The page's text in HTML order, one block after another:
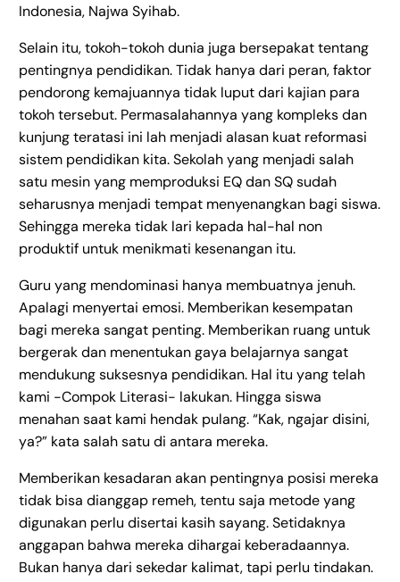
Indonesia, Najwa Syihab.
Selain itu, tokoh-tokoh dunia juga bersepakat tentang
pentingnya pendidikan. Tidak hanya dari peran, faktor
pendorong kemajuannya tidak luput dari kajian para
tokoh tersebut. Permasalahannya yang kompleks dan
kunjung teratasi ini lah menjadi alasan kuat reformasi
sistem pendidikan kita. Sekolah yang menjadi salah
satu mesin yang memproduksi EQ dan SQ sudah
seharusnya menjadi tempat menyenangkan bagi siswa.
Sehingga mereka tidak lari kepada hal-hal non
produktif untuk menikmati kesenangan itu.
Guru yang mendominasi hanya membuatnya jenuh.
Apalagi menyertai emosi. Memberikan kesempatan
bagi mereka sangat penting. Memberikan ruang untuk
bergerak dan menentukan gaya belajarnya sangat
mendukung suksesnya pendidikan. Hal itu yang telah
kami -Compok Literasi- lakukan. Hingga siswa
menahan saat kami hendak pulang. “Kak, ngajar disini,
ya?” kata salah satu di antara mereka.
Memberikan kesadaran akan pentingnya posisi mereka
tidak bisa dianggap remeh, tentu saja metode yang
digunakan perlu disertai kasih sayang. Setidaknya
anggapan bahwa mereka dihargai keberadaannya.
Bukan hanya dari sekedar kalimat, tapi perlu tindakan.